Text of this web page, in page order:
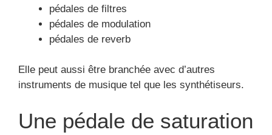
pédales de filtres
pédales de modulation
pédales de reverb
Elle peut aussi être branchée avec d’autres
instruments de musique tel que les synthétiseurs.
Une pédale de saturation